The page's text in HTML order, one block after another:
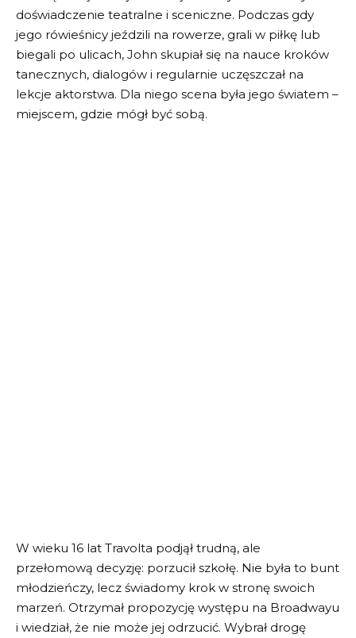
doświadczenie teatralne i sceniczne. Podczas gdy
jego rówieśnicy jeździli na rowerze, grali w piłkę lub
biegali po ulicach, John skupiał się na nauce kroków
tanecznych, dialogów i regularnie uczęszczał na
lekcje aktorstwa. Dla niego scena była jego światem –
miejscem, gdzie mógł być sobą.
W wieku 16 lat Travolta podjął trudną, ale
przełomową decyzję: porzucił szkołę. Nie była to bunt
młodzieńczy, lecz świadomy krok w stronę swoich
marzeń. Otrzymał propozycję występu na Broadwayu
i wiedział, że nie może jej odrzucić. Wybrał drogę